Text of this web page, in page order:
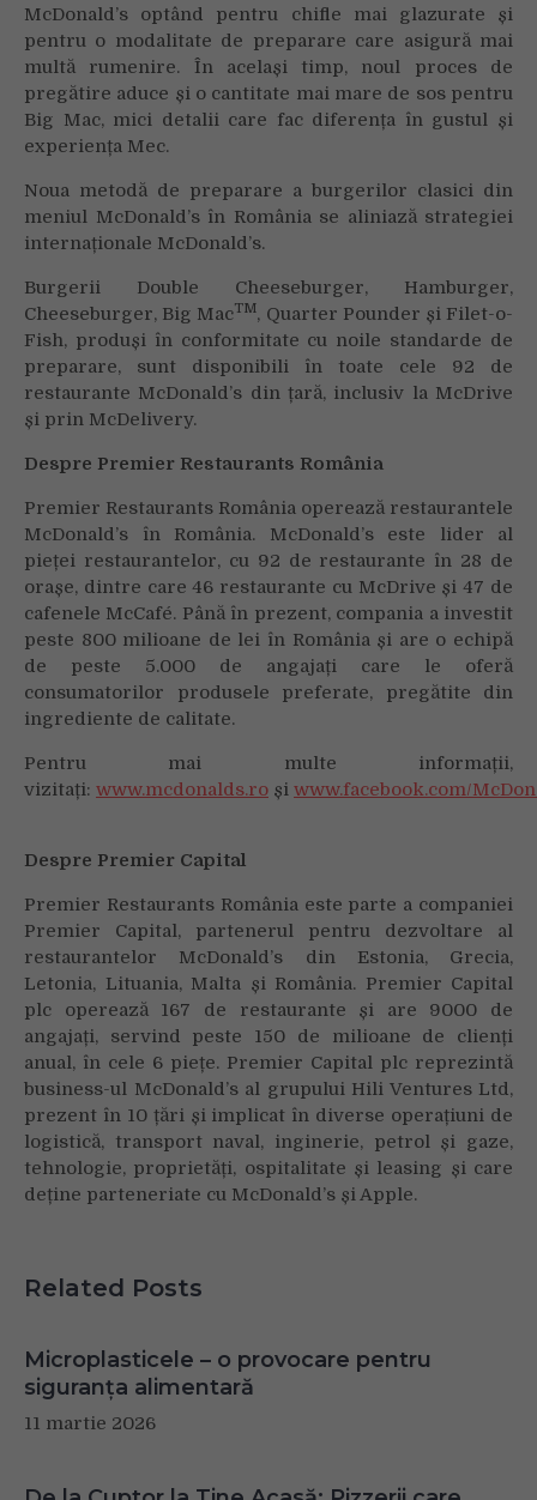
McDonald’s optând pentru chifle mai glazurate și
pentru o modalitate de preparare care asigură mai
multă rumenire. În același timp, noul proces de
pregătire aduce și o cantitate mai mare de sos pentru
Big Mac, mici detalii care fac diferența în gustul și
experiența Mec.
Noua metodă de preparare a burgerilor clasici din
meniul McDonald’s în România se aliniază strategiei
internaționale McDonald’s.
Burgerii Double Cheeseburger, Hamburger,
Cheeseburger, Big MacTM, Quarter Pounder și Filet-o-
Fish, produși în conformitate cu noile standarde de
preparare, sunt disponibili în toate cele 92 de
restaurante McDonald’s din țară, inclusiv la McDrive
și prin McDelivery.
Despre Premier Restaurants România
Premier Restaurants România operează restaurantele
McDonald’s în România. McDonald’s este lider al
pieței restaurantelor, cu 92 de restaurante în 28 de
orașe, dintre care 46 restaurante cu McDrive și 47 de
cafenele McCafé. Până în prezent, compania a investit
peste 800 milioane de lei în România și are o echipă
de peste 5.000 de angajați care le oferă
consumatorilor produsele preferate, pregătite din
ingrediente de calitate.
Pentru mai multe informații,
vizitați: www.mcdonalds.ro și www.facebook.com/
Despre Premier Capital
Premier Restaurants România este parte a companiei
Premier Capital, partenerul pentru dezvoltare al
restaurantelor McDonald’s din Estonia, Grecia,
Letonia, Lituania, Malta și România. Premier Capital
plc operează 167 de restaurante și are 9000 de
angajați, servind peste 150 de milioane de clienți
anual, în cele 6 piețe. Premier Capital plc reprezintă
business-ul McDonald’s al grupului Hili Ventures Ltd,
prezent în 10 țări și implicat în diverse operațiuni de
logistică, transport naval, inginerie, petrol și gaze,
tehnologie, proprietăți, ospitalitate și leasing și care
deține parteneriate cu McDonald’s și Apple.
Related Posts
Microplasticele – o provocare pentru
siguranța alimentară
11 martie 2026